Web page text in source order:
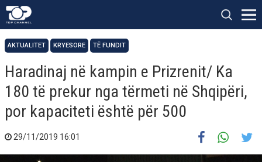
AKTUALITET KRYESORE TË FUNDIT
Haradinaj në kampin e Prizrenit/ Ka
180 të prekur nga tërmeti në Shqipëri,
por kapaciteti është për 500
29/11/2019 16:01